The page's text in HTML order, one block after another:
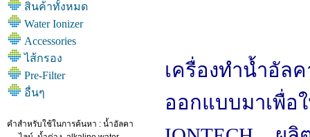
สินค้าทั้งหมด
Water Ionizer
Accessories
ไส้กรอง
Pre-Filter
อื่นๆ
คำสำหรับใช้ในการค้นหา : น้ำอัลคา
เครื่องทำน้ำอั
ออกแบบมาเพื่อ